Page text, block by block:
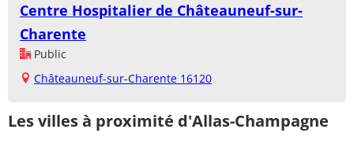
Centre Hospitalier de Châteauneuf-sur-
Charente
Public
Châteauneuf-sur-Charente 16120
Les villes à proximité d'Allas-Champagne